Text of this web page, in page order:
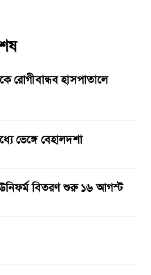
রোগীবান্ধব হাসপাতালে
ভেঙ্গে বেহালদশা
ইউনিফর্ম বিতরণ শুরু ১৬ আগস্ট